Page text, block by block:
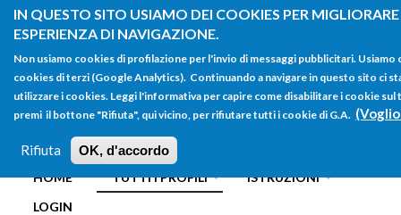
IN QUESTO SITO USIAMO DEI COOKIES PER
ESPERIENZA DI NAVIGAZIONE.
Non usiamo cookies di profilazione per l'invio di messaggi pubblicitari. Usiamo
cookies di terzi (Google Analytics). Continuando a navigare in questo sito ci
utilizzare i cookies. Leggi l'informativa per capire come disabilitare i cookie
premi il bottone "Rifiuta", qui vicino, per rifiutare tutti i cookie di G.A.
Rifiuta OK, d'accordo
Salta al contenuto principale
FORM
DI
RICERCA
Main menu
HOME TUTTI I PROFILI
ISTRUZIONI
LOGIN